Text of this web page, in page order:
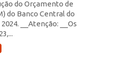
do Orçamento de
do Banco Central do
__Atenção: __Os